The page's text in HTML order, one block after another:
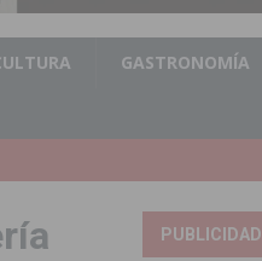
GASTRONOMÍA
PUBLICIDAD